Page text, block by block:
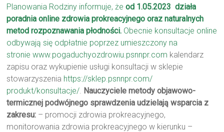
Planowania Rodziny informuje, że od 1.05.2023 działa
poradnia online zdrowia prokreacyjnego oraz naturalnych
metod rozpoznawania płodności. Obecnie konsultacje online
odbywają się odpłatnie poprzez umieszczony na
stroniewww.pogaduchyozdrowiu.psnnpr.com kalendarz
zapisu oraz wykupienie usługi konsultacji w sklepie
stowarzyszenia https://sklep.psnnpr.com/
produkt/konsultacje/. Nauczyciele metody objawowo-
termicznej podwójnego sprawdzenia udzielają wsparcia z
zakresu: – promocji zdrowia prokreacyjnego,
monitorowania zdrowia prokreacyjnego w kierunku –